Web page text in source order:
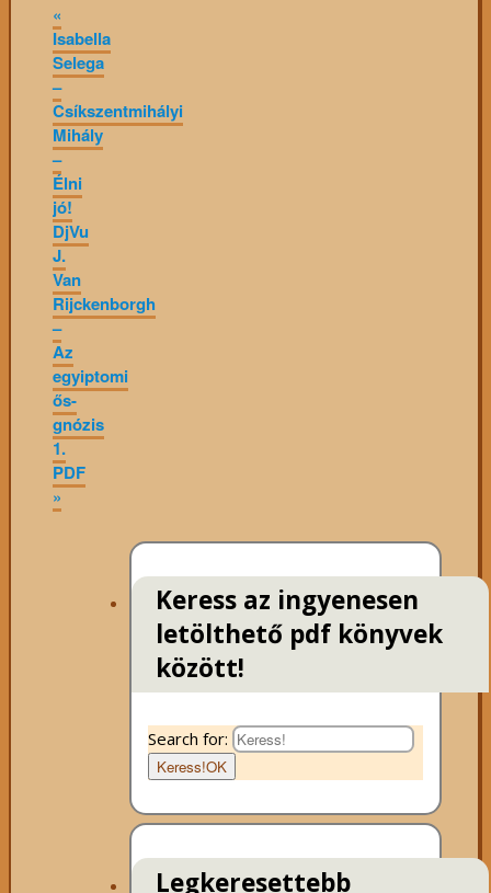
«
Isabella
Selega
–
Csíkszentmihályi
Mihály
–
Élni
jó!
DjVu
J.
Van
Rijckenborgh
–
Az
egyiptomi
ős-
gnózis
1.
PDF
»
Keress az ingyenesen
letölthető pdf könyvek
között!
Search for:
Keress!OK
Legkeresettebb